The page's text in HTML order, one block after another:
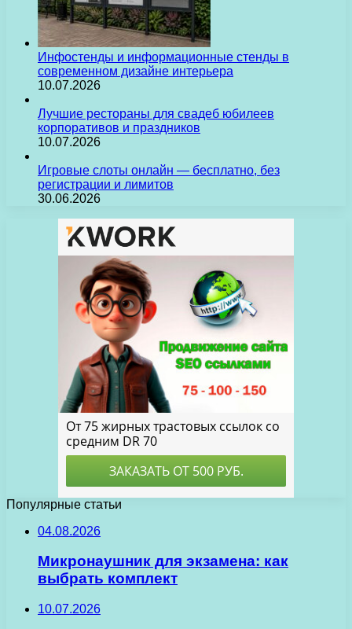
Инфостенды и информационные стенды в
современном дизайне интерьера
10.07.2026
Лучшие рестораны для свадеб юбилеев
корпоративов и праздников
10.07.2026
Игровые слоты онлайн — бесплатно, без
регистрации и лимитов
30.06.2026
Популярные статьи
04.08.2026
Микронаушник для экзамена: как
выбрать комплект
10.07.2026